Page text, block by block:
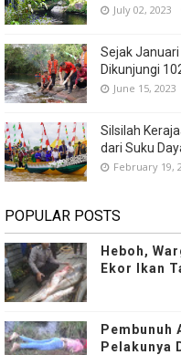
July 02, 2023
Sejak
Dikunjungi
June 15, 2023
Silsilah
dari Suku
February 19,
POPULAR POSTS
Heboh,
Ekor Ikan
Pembunuh
Pelakunya